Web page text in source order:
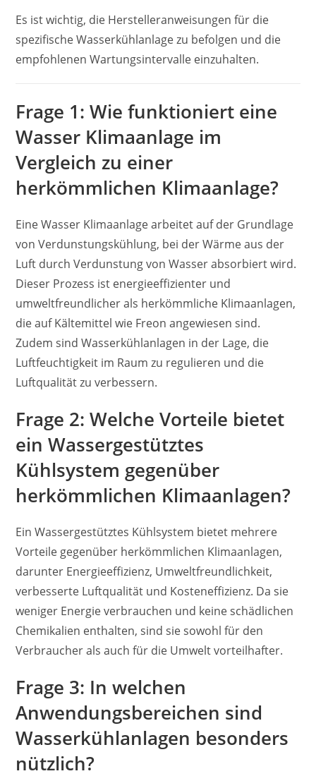
Es ist wichtig, die Herstelleranweisungen für die
spezifische Wasserkühlanlage zu befolgen und die
empfohlenen Wartungsintervalle einzuhalten.
Frage 1: Wie funktioniert eine
Wasser Klimaanlage im
Vergleich zu einer
herkömmlichen Klimaanlage?
Eine Wasser Klimaanlage arbeitet auf der Grundlage
von Verdunstungskühlung, bei der Wärme aus der
Luft durch Verdunstung von Wasser absorbiert wird.
Dieser Prozess ist energieeffizienter und
umweltfreundlicher als herkömmliche Klimaanlagen,
die auf Kältemittel wie Freon angewiesen sind.
Zudem sind Wasserkühlanlagen in der Lage, die
Luftfeuchtigkeit im Raum zu regulieren und die
Luftqualität zu verbessern.
Frage 2: Welche Vorteile bietet
ein Wassergestütztes
Kühlsystem gegenüber
herkömmlichen Klimaanlagen?
Ein Wassergestütztes Kühlsystem bietet mehrere
Vorteile gegenüber herkömmlichen Klimaanlagen,
darunter Energieeffizienz, Umweltfreundlichkeit,
verbesserte Luftqualität und Kosteneffizienz. Da sie
weniger Energie verbrauchen und keine schädlichen
Chemikalien enthalten, sind sie sowohl für den
Verbraucher als auch für die Umwelt vorteilhafter.
Frage 3: In welchen
Anwendungsbereichen sind
Wasserkühlanlagen besonders
nützlich?